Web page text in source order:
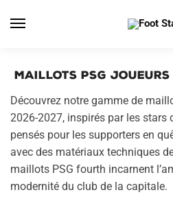
Maillots PSG Joueurs
Découvrez notre gamme de
2026-2027, inspirés par les stars
pensés pour les supporters en
avec des matériaux techniques
maillots PSG fourth incarnent
modernité du club de la capitale.